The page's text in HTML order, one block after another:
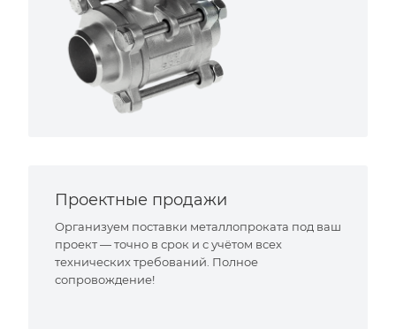
Проектные продажи
Организуем поставки металлопроката под ваш
проект — точно в срок и с учётом всех
технических требований. Полное
сопровождение!